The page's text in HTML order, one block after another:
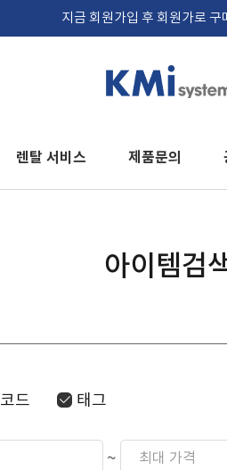
지금 회원가입 후 회원가로 구
렌탈 서비스 제품문의
아이템검
코드 태그
~